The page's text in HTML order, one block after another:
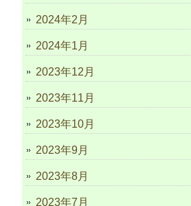
2024年2月
2024年1月
2023年12月
2023年11月
2023年10月
2023年9月
2023年8月
2023年7月